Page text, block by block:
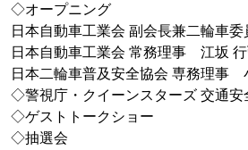
◇オープニング
日本自動車工業会 副会長兼二輪車
日本自動車工業会 常務理事 江坂
日本二輪車普及安全協会 専務理
◇警視庁・クイーンスターズ 交通安
◇ゲストトークショー
◇抽選会